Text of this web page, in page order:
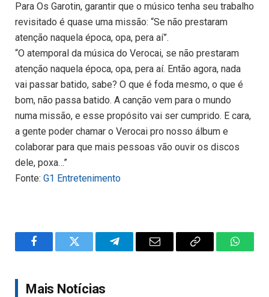
Para Os Garotin, garantir que o músico tenha seu trabalho
revisitado é quase uma missão: “Se não prestaram
atenção naquela época, opa, pera aí”.
“O atemporal da música do Verocai, se não prestaram
atenção naquela época, opa, pera aí. Então agora, nada
vai passar batido, sabe? O que é foda mesmo, o que é
bom, não passa batido. A canção vem para o mundo
numa missão, e esse propósito vai ser cumprido. E cara,
a gente poder chamar o Verocai pro nosso álbum e
colaborar para que mais pessoas vão ouvir os discos
dele, poxa…”
Fonte: G1 Entretenimento
FacebookTwitter TelegramEmail
Copy
Mais Notícias